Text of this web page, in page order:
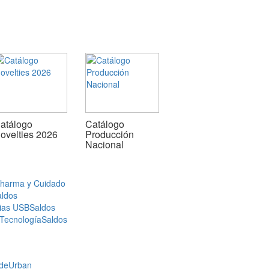
2026
Catálogo
Producción
Nacional
y Cuidado
USBSaldos
Saldos
Urban